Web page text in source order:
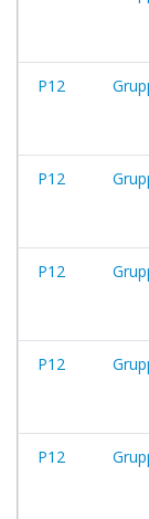
P12
P12
P12
P12
P12